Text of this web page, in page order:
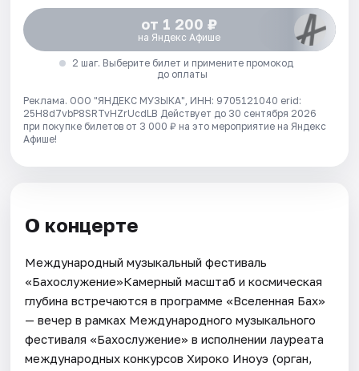
от 1 200 ₽
на Яндекс Афише
2 шаг. Выберите билет и примените промокод
до оплаты
Реклама. ООО "ЯНДЕКС МУЗЫКА", ИНН: 9705121040 erid:
25H8d7vbP8SRTvHZrUcdLB Действует до 30 сентября 2026
при покупке билетов от 3 000 ₽ на это мероприятие на Яндекс
Афише!
О концерте
Международный музыкальный фестиваль
«Бахослужение»Камерный масштаб и космическая
глубина встречаются в программе «Вселенная Бах»
— вечер в рамках Международного музыкального
фестиваля «Бахослужение» в исполнении лауреата
международных конкурсов Хироко Иноуэ (орган,